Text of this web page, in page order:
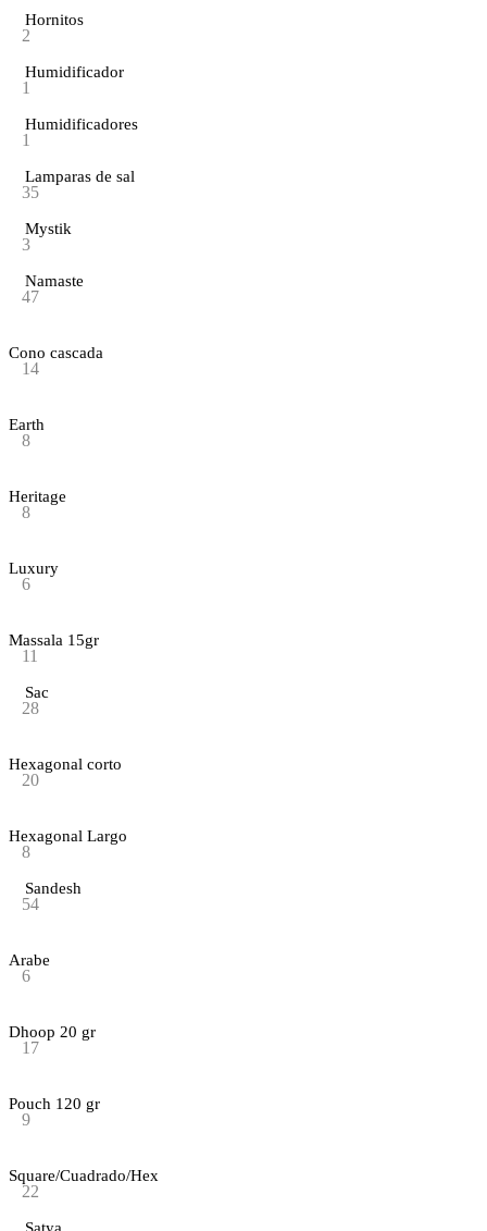
Hornitos
2
Humidificador
1
Humidificadores
1
Lamparas de sal
35
Mystik
3
Namaste
47
Cono cascada
14
Earth
8
Heritage
8
Luxury
6
Massala 15gr
11
Sac
28
Hexagonal corto
20
Hexagonal Largo
8
Sandesh
54
Arabe
6
Dhoop 20 gr
17
Pouch 120 gr
9
Square/Cuadrado/Hex
22